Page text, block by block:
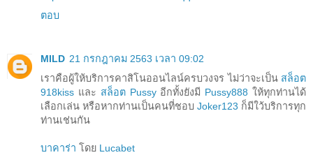
ตอบ
MILD 21 กรกฎาคม 2563 เวลา 09:02
เราคือผู้ให้บริการคาสิโนออนไลน์ครบวงจร ไม่ว่าจะเป็น สล็อต
918kiss และ สล็อต Pussyอีกทั้งยังมี Pussy888 ให้ทุกท่านได้
เลือกเล่น หรือหากท่านเป็นคนที่ชอบ Joker123 ก็มีใว้บริการทุก
ท่านเช่นกัน
บาคาร่า โดย Lucabet